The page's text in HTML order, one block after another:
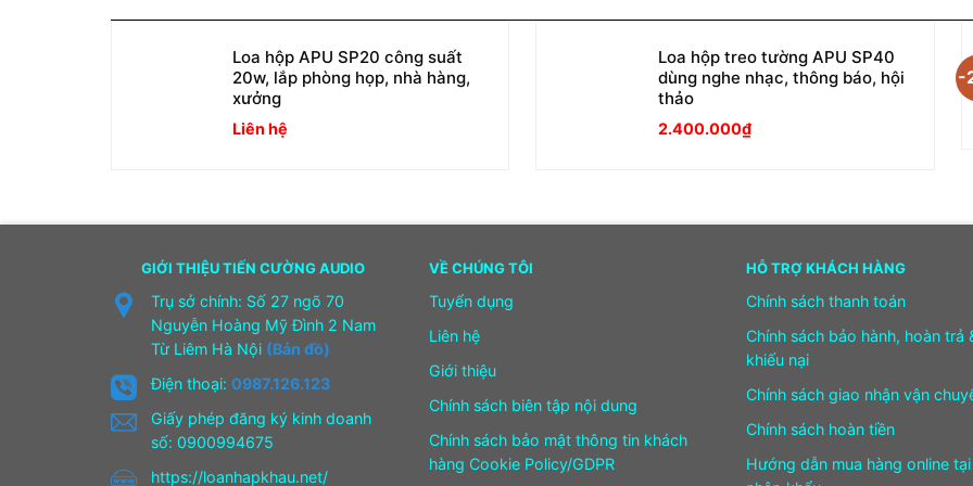
Loa hộp APU SP20 công suất
20w, lắp phòng họp, nhà hàng,
xưởng
Liên hệ
Loa hộp treo tường APU SP40
dùng nghe nhạc, thông báo, hội
thảo
2.400.000₫
-
GIỚI THIỆU TIẾN CƯỜNG AUDIO
Trụ sở chính: Số 27 ngõ 70
Nguyễn Hoàng Mỹ Đình 2 Nam
Từ Liêm Hà Nội (Bản đồ)
Điện thoại: 0987.126.123
Giấy phép đăng ký kinh doanh
số: 0900994675
https://loanhapkhau.net/
VỀ CHÚNG TÔI
Tuyển dụng
Liên hệ
Giới thiệu
Chính sách biên tập nội dung
Chính sách bảo mật thông tin khách
hàng Cookie Policy/GDPR
HỖ TRỢ KHÁCH HÀNG
Chính sách thanh toán
Chính sách bảo hành, hoàn trả
khiếu nại
Chính sách giao nhận vận
Chính sách hoàn tiền
Hướng dẫn mua hàng online